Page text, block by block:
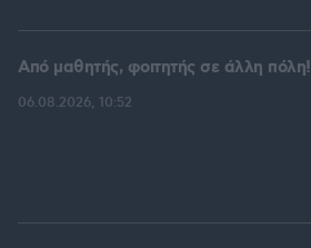
Από μαθητής, φοιτητής σε άλλη πόλη!
06.08.2026, 10:52